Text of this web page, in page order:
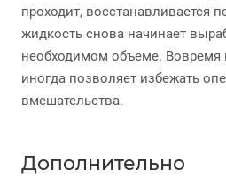
проходит, восстанавливается
жидкость снова начинает
необходимом объеме. Вовремя
иногда позволяет избежать
вмешательства.
Дополнительно